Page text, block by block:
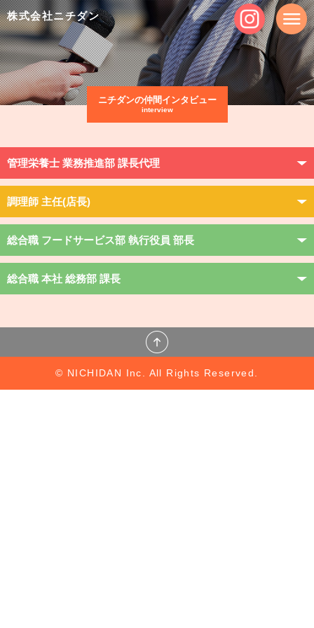
株式会社ニチダン
ニチダンの仲間インタビュー
interview
管理栄養士 業務推進部 課長代理
調理師 主任(店長)
総合職 フードサービス部 執行役員 部長
総合職 本社 総務部 課長
© NICHIDAN Inc. All Rights Reserved.